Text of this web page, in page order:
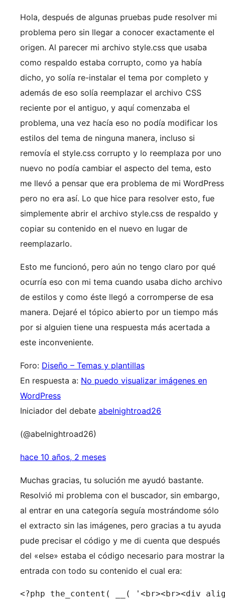
Hola, después de algunas pruebas pude resolver mi
problema pero sin llegar a conocer exactamente el
origen. Al parecer mi archivo style.css que usaba
como respaldo estaba corrupto, como ya había
dicho, yo solía re-instalar el tema por completo y
además de eso solía reemplazar el archivo CSS
reciente por el antiguo, y aquí comenzaba el
problema, una vez hacía eso no podía modificar los
estilos del tema de ninguna manera, incluso si
removía el style.css corrupto y lo reemplaza por uno
nuevo no podía cambiar el aspecto del tema, esto
me llevó a pensar que era problema de mi WordPress
pero no era así. Lo que hice para resolver esto, fue
simplemente abrir el archivo style.css de respaldo y
copiar su contenido en el nuevo en lugar de
reemplazarlo.
Esto me funcionó, pero aún no tengo claro por qué
ocurría eso con mi tema cuando usaba dicho archivo
de estilos y como éste llegó a corromperse de esa
manera. Dejaré el tópico abierto por un tiempo más
por si alguien tiene una respuesta más acertada a
este inconveniente.
Foro: Diseño – Temas y plantillas
En respuesta a: No puedo visualizar imágenes en
WordPress
Iniciador del debate abelnightroad26
(@abelnightroad26)
hace 10 años, 2 meses
Muchas gracias, tu solución me ayudó bastante.
Resolvió mi problema con el buscador, sin embargo,
al entrar en una categoría seguía mostrándome sólo
el extracto sin las imágenes, pero gracias a tu ayuda
pude precisar el código y me di cuenta que después
del «else» estaba el código necesario para mostrar la
entrada con todo su contenido el cual era:
<?php the_content( __( '<br><br><div